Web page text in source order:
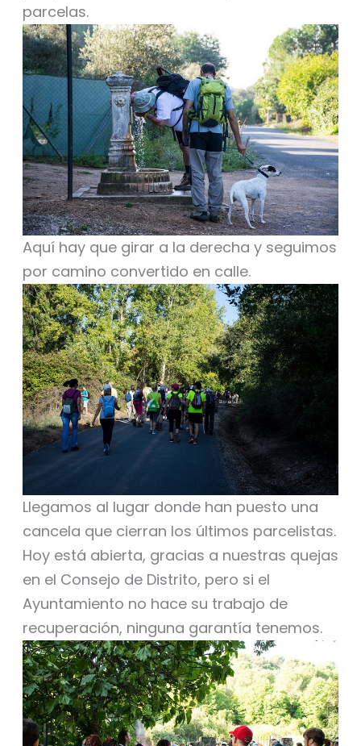
parcelas.
Aquí hay que girar a la derecha y seguimos
por camino convertido en calle.
Llegamos al lugar donde han puesto una
cancela que cierran los últimos parcelistas.
Hoy está abierta, gracias a nuestras quejas
en el Consejo de Distrito, pero si el
Ayuntamiento no hace su trabajo de
recuperación, ninguna garantía tenemos.